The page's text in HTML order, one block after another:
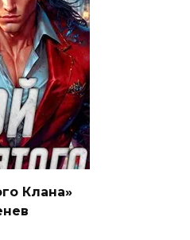
Клана»